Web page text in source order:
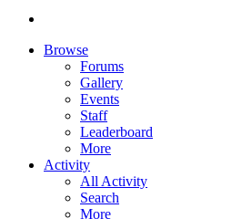
Browse
Forums
Gallery
Events
Staff
Leaderboard
More
Activity
All Activity
Search
More